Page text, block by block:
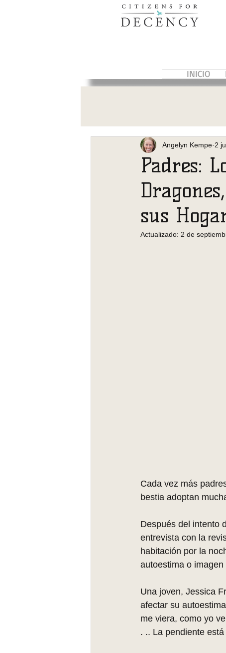
INICIO
Padres:
sus
Angelyn Kempe 2
Actualizado: 2 de
Cada vez más
bestia adoptan
Después del intento
entrevista con la
habitación por la
autoestima o
Una joven, Jessica
afectar su
me viera, como yo
. .. La pendiente